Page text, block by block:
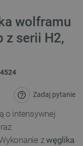
wolframu
z serii H2,
Zadaj pytanie
o intensywnej
zwęglika